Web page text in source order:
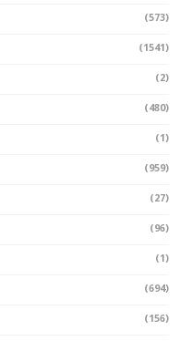
(573)
(1541)
(2)
(480)
(1)
(959)
(27)
(96)
(1)
(694)
(156)